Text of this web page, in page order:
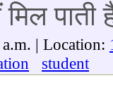
पाती
| Location:
student